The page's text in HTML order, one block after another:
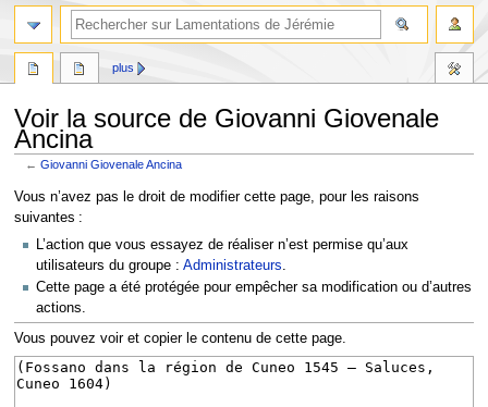
Voir la source de Giovanni Giovenale
Ancina
←Giovanni Giovenale Ancina
Aller
à
navigation
Aller
à
recherche
Vous n’avez pas le droit de modifier cette page, pour les raisons
suivantes :
L’action que vous essayez de réaliser n’est permise qu’aux
utilisateurs du groupe : Administrateurs.
Cette page a été protégée pour empêcher sa modification ou d’autres
actions.
Vous pouvez voir et copier le contenu de cette page.
plus
rechercher